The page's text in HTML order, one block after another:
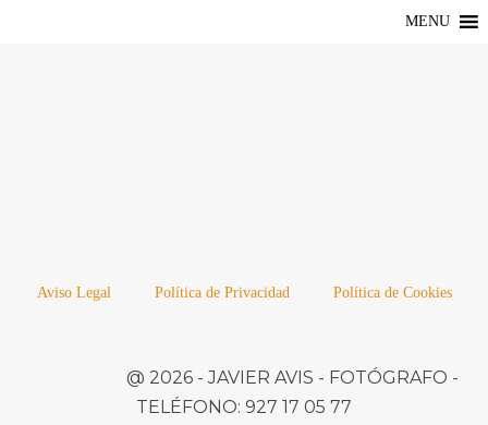
MENU
Aviso Legal Política de Privacidad Política de Cookies
@ 2026 -JAVIER AVIS - FOTÓGRAFO -
TELÉFONO: 927 17 05 77